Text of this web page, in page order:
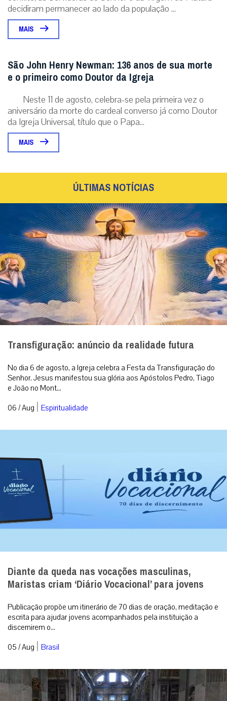
decidiram permanecer ao lado da população ...
MAIS
São John Henry Newman: 136 anos de sua morte
e o primeiro como Doutor da Igreja
Neste 11 de agosto, celebra-se pela primeira vez o
aniversário da morte do cardeal converso já como Doutor
da Igreja Universal, título que o Papa...
MAIS
ÚLTIMAS NOTÍCIAS
Transfiguração: anúncio da realidade futura
No dia 6 de agosto, a Igreja celebra a Festa da Transfiguração do
Senhor. Jesus manifestou sua glória aos Apóstolos Pedro, Tiago
e João no Mont...
06 / Aug | Espiritualidade
Diante da queda nas vocações masculinas,
Maristas criam ‘Diário Vocacional’ para jovens
Publicação propõe um itinerário de 70 dias de oração, meditação e
escrita para ajudar jovens acompanhados pela instituição a
discernirem o...
05 / Aug | Brasil